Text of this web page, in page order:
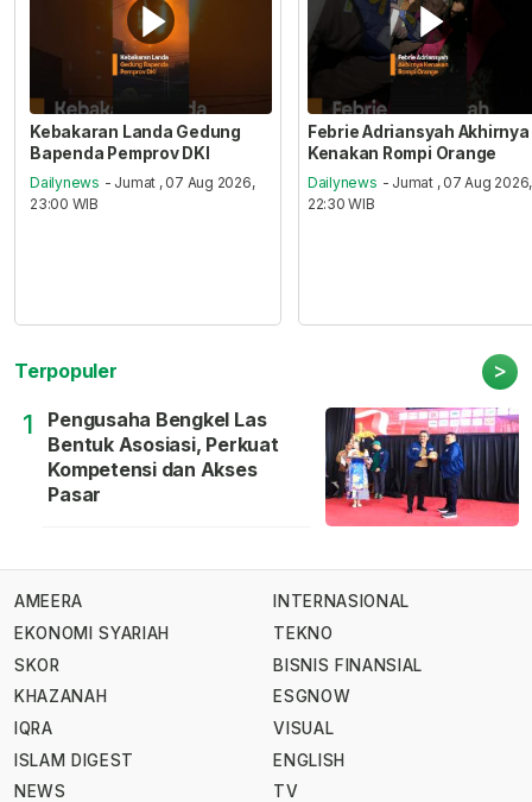
Kebakaran Landa Gedung
Bapenda Pemprov DKI
Dailynews - Jumat , 07 Aug 2026,
23:00 WIB
Febrie Adriansyah Akhirnya
Kenakan Rompi Orange
Dailynews - Jumat , 07 Aug 2026,
22:30 WIB
Terpopuler >
1
Pengusaha Bengkel Las
Bentuk Asosiasi, Perkuat
Kompetensi dan Akses
Pasar
AMEERA
EKONOMI SYARIAH
SKOR
KHAZANAH
IQRA
ISLAM DIGEST
NEWS
INTERNASIONAL
TEKNO
BISNIS FINANSIAL
ESGNOW
VISUAL
ENGLISH
TV